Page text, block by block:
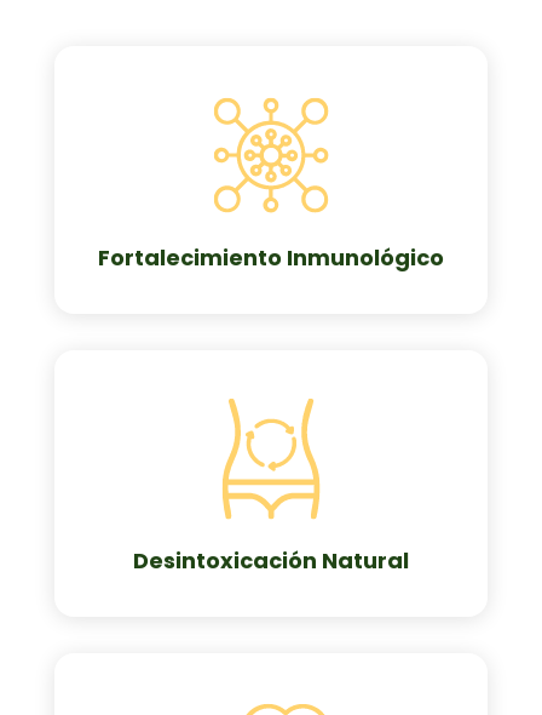
Fortalecimiento Inmunológico
Desintoxicación Natural